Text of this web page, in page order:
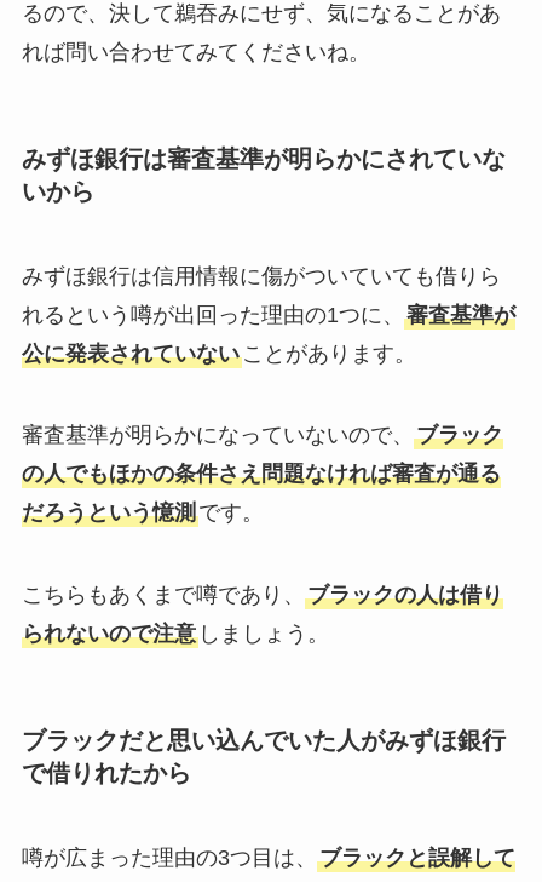
るので、決して鵜吞みにせず、気になることがあ
れば問い合わせてみてくださいね。
みずほ銀行は審査基準が明らかにされていな
いから
みずほ銀行は信用情報に傷がついていても借りら
れるという噂が出回った理由の1つに、 審査基準が
公に発表されていないことがあります。
審査基準が明らかになっていないので、 ブラック
の人でもほかの条件さえ問題なければ審査が通る
だろうという憶測です。
こちらもあくまで噂であり、 ブラックの人は借り
られないので注意しましょう。
ブラックだと思い込んでいた人がみずほ銀行
で借りれたから
噂が広まった理由の3つ目は、 ブラックと誤解して